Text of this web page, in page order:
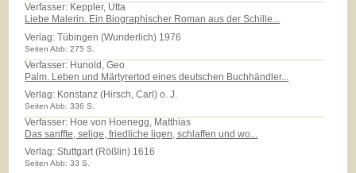
Verfasser: Keppler, Utta
Liebe Malerin. Ein Biographischer Roman aus der Schille...
Verlag:Tübingen (Wunderlich) 1976
Seiten Abb: 275 S.
Verfasser: Hunold, Geo
Palm. Leben und Märtyrertod eines deutschen Buchhändler...
Verlag: Konstanz (Hirsch, Carl) o. J.
Seiten Abb: 336 S.
Verfasser: Hoe von Hoenegg, Matthias
Das sanffte, selige, friedliche ligen, schlaffen und wo...
Verlag:Stuttgart (Rößlin) 1616
Seiten Abb: 33 S.